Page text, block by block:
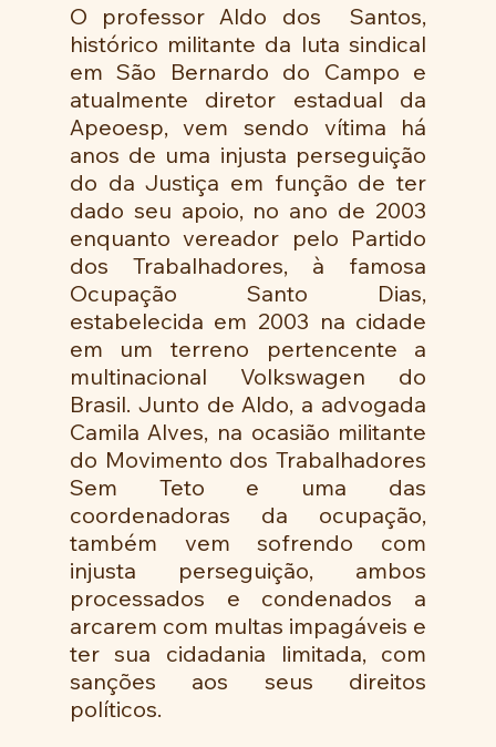
O professor Aldo dos  Santos,
histórico militante da luta sindical
em São Bernardo do Campo e
atualmente diretor estadual da
Apeoesp, vem sendo vítima há
anos de uma injusta perseguição
do da Justiça em função de ter
dado seu apoio, no ano de 2003
enquanto vereador pelo Partido
dos Trabalhadores, à famosa
Ocupação Santo Dias,
estabelecida em 2003 na cidade
em um terreno pertencente a
multinacional Volkswagen do
Brasil. Junto de Aldo, a advogada
Camila Alves, na ocasião militante
do Movimento dos Trabalhadores
Sem Teto e uma das
coordenadoras da ocupação,
também vem sofrendo com
injusta perseguição, ambos
processados e condenados a
arcarem com multas impagáveis e
ter sua cidadania limitada, com
sanções aos seus direitos
políticos.